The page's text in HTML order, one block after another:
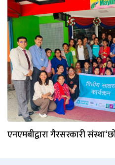
एनएमबीद्वारा गैरसरकारी